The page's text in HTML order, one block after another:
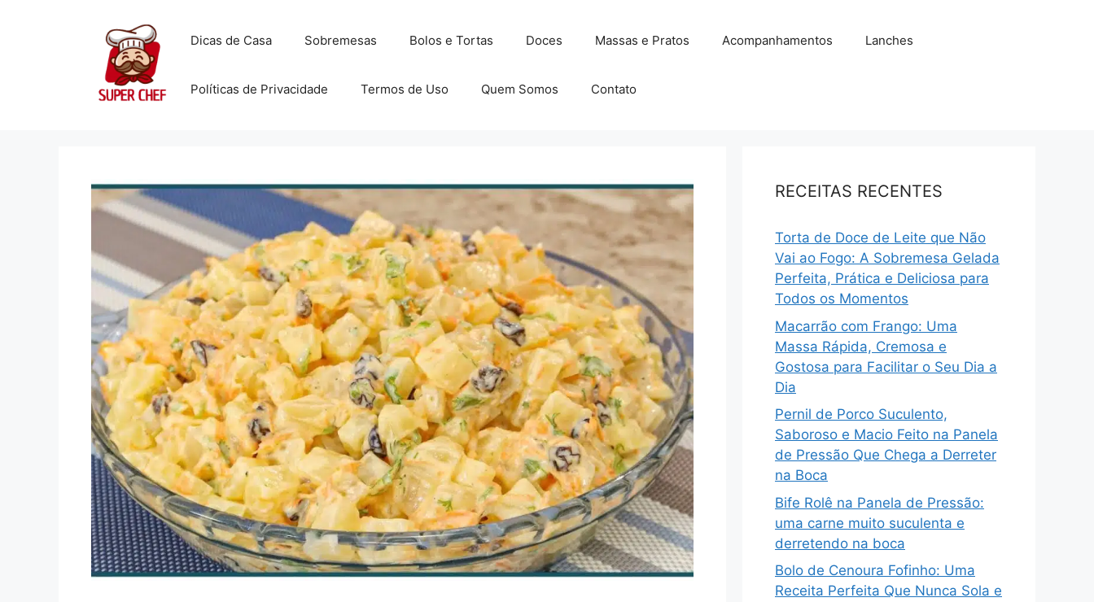
Dicas de Casa Sobremesas Bolos e Tortas Doces Massas e Pratos Acompanhamentos Lanches
Políticas de Privacidade Termos de Uso Quem Somos Contato
RECEITAS RECENTES
Torta de Doce de Leite que Não
Vai ao Fogo: A Sobremesa Gelada
Perfeita, Prática e Deliciosa para
Todos os Momentos
Macarrão com Frango: Uma
Massa Rápida, Cremosa e
Gostosa para Facilitar o Seu Dia a
Dia
Pernil de Porco Suculento,
Saboroso e Macio Feito na Panela
de Pressão Que Chega a Derreter
na Boca
Bife Rolê na Panela de Pressão:
uma carne muito suculenta e
derretendo na boca
Bolo de Cenoura Fofinho: Uma
Receita Perfeita Que Nunca Sola e